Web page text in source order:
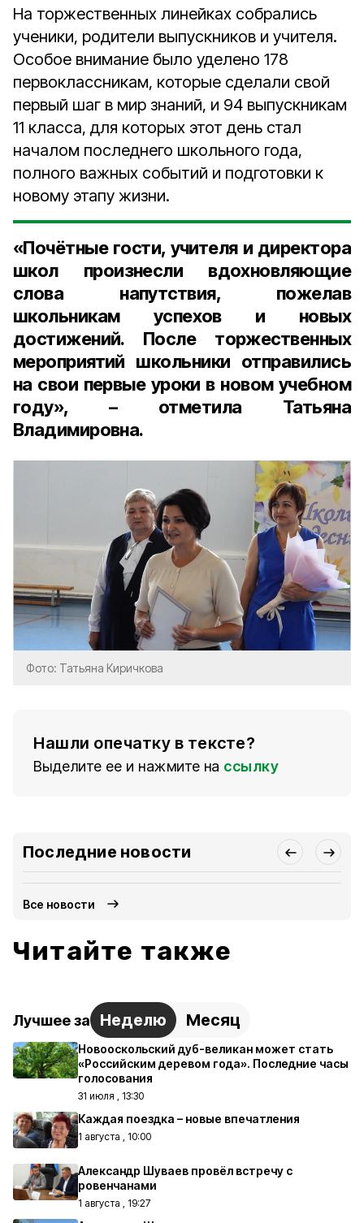
На торжественных линейках собрались
ученики, родители выпускников и учителя.
Особое внимание было уделено 178
первоклассникам, которые сделали свой
первый шаг в мир знаний, и 94 выпускникам
11 класса, для которых этот день стал
началом последнего школьного года,
полного важных событий и подготовки к
новому этапу жизни.
«Почётные гости, учителя и директора
школ произнесли вдохновляющие
слова напутствия, пожелав
школьникам успехов и новых
достижений. После торжественных
мероприятий школьники отправились
на свои первые уроки в новом учебном
году», – отметила Татьяна
Владимировна.
Фото: Татьяна Киричкова
Нашли опечатку в тексте?
Выделите ее и нажмите на ссылку
Последние новости
Все новости
Читайте также
Лучшее за Неделю Месяц
Новооскольский дуб-великан может стать
«Российским деревом года». Последние часы
голосования
31 июля , 13:30
Каждая поездка – новые впечатления
1 августа , 10:00
Александр Шуваев провёл встречу с
ровенчанами
1 августа , 19:27